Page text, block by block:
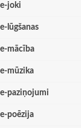
e-joki
e-lūgšanas
e-mācība
e-mūzika
e-paziņojumi
e-poēzija